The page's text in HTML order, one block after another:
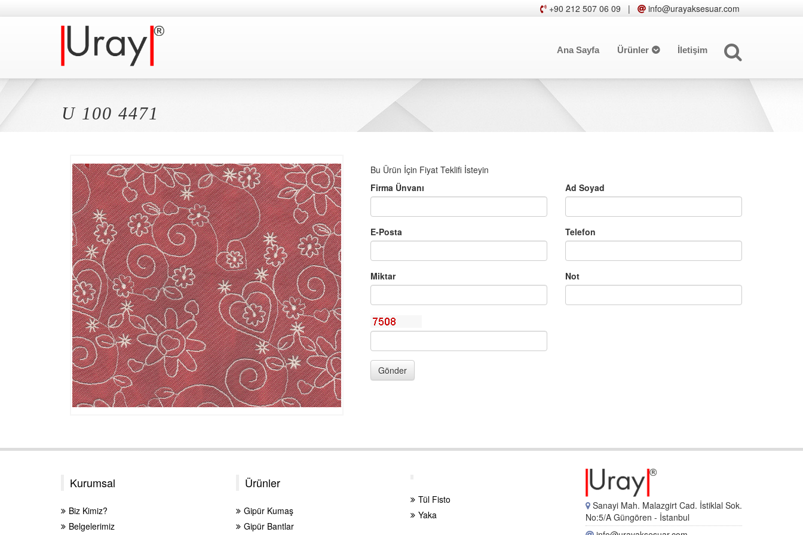
+90 212 507 06 09 | info@urayaksesuar.com
Ana Sayfa Ürünler İletişim
U 100 4471
Bu Ürün İçin Fiyat Teklifi İsteyin
Firma Ünvanı
Ad Soyad
E-Posta Telefon
Miktar Not
Gönder
Kurumsal
Biz Kimiz?
Belgelerimiz
Ürünler
Gipür Kumaş
Gipür Bantlar
Tül Fisto
Yaka
Sanayi Mah. Malazgirt Cad. İstiklal Sok.
No:5/A Güngören - İstanbul